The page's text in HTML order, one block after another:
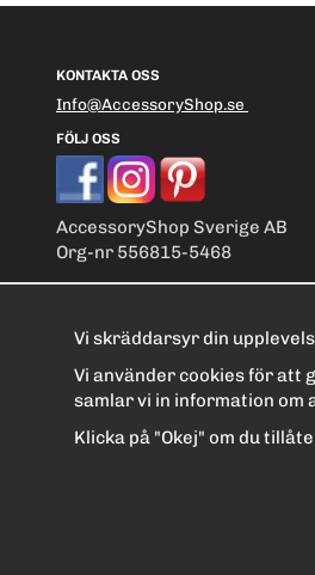
KONTAKTA OSS
Info@AccessoryShop.se
FÖLJ OSS
AccessoryShop Sverige AB
Org-nr 556815-5468
Vi skräddarsyr din
Vi använder cookies för att
samlar vi in information om
Klicka på "Okej" om du